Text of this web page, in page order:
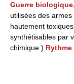
Guerre biologique,
utilisées des
hautement
synthétisables par
chimique.)